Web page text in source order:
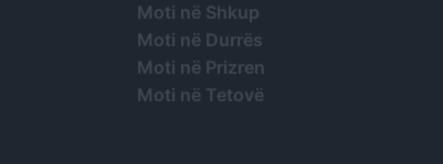
Moti në Shkup
Moti në Durrës
Moti në Prizren
Moti në Tetovë